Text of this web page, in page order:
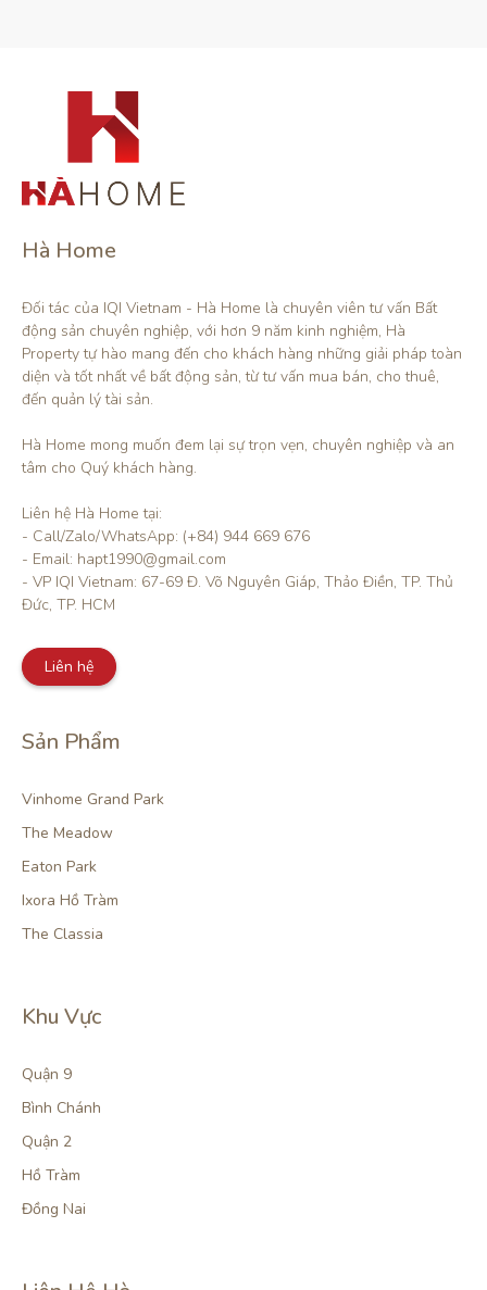
Hà Home
Đối tác của IQI Vietnam - Hà Home là chuyên viên tư vấn Bất
động sản chuyên nghiệp, với hơn 9 năm kinh nghiệm, Hà
Property tự hào mang đến cho khách hàng những giải pháp toàn
diện và tốt nhất về bất động sản, từ tư vấn mua bán, cho thuê,
đến quản lý tài sản.
Hà Home mong muốn đem lại sự trọn vẹn, chuyên nghiệp và an
tâm cho Quý khách hàng.
Liên hệ Hà Home tại:
- Call/Zalo/WhatsApp: (+84) 944 669 676
- Email: hapt1990@gmail.com
- VP IQI Vietnam: 67-69 Đ. Võ Nguyên Giáp, Thảo Điền, TP. Thủ
Đức, TP. HCM
Liên hệ
Sản Phẩm
Vinhome Grand Park
The Meadow
Eaton Park
Ixora Hồ Tràm
The Classia
Khu Vực
Quận 9
Bình Chánh
Quận 2
Hồ Tràm
Đồng Nai